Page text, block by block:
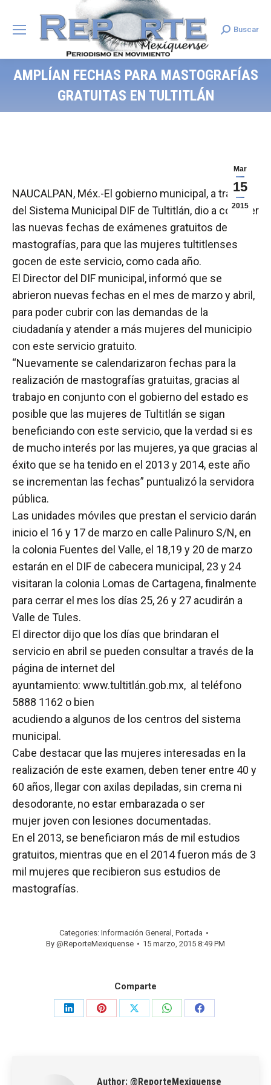
Search:
Buscar
AMPLÍAN FECHAS PARA MASTOGRAFÍAS
GRATUITAS EN TULTITLÁN
Mar
15
2015
NAUCALPAN, Méx.-El gobierno municipal, a través
del Sistema Municipal DIF de Tultitlán, dio a conocer
las nuevas fechas de exámenes gratuitos de
mastografías, para que las mujeres tultitlenses
gocen de este servicio, como cada año.
El Director del DIF municipal, informó que se
abrieron nuevas fechas en el mes de marzo y abril,
para poder cubrir con las demandas de la
ciudadanía y atender a más mujeres del municipio
con este servicio gratuito.
“Nuevamente se calendarizaron fechas para la
realización de mastografías gratuitas, gracias al
trabajo en conjunto con el gobierno del estado es
posible que las mujeres de Tultitlán se sigan
beneficiando con este servicio, que la verdad si es
de mucho interés por las mujeres, ya que gracias al
éxito que se ha tenido en el 2013 y 2014, este año
se incrementan las fechas” puntualizó la servidora
pública.
Las unidades móviles que prestan el servicio darán
inicio el 16 y 17 de marzo en calle Palinuro S/N, en
la colonia Fuentes del Valle, el 18,19 y 20 de marzo
estarán en el DIF de cabecera municipal, 23 y 24
visitaran la colonia Lomas de Cartagena, finalmente
para cerrar el mes los días 25, 26 y 27 acudirán a
Valle de Tules.
El director dijo que los días que brindaran el
servicio en abril se pueden consultar a través de la
página de internet del
ayuntamiento: www.tultitlán.gob.mx‎, al teléfono
5888 1162 o bien
acudiendo a algunos de los centros del sistema
municipal.
Cabe destacar que las mujeres interesadas en la
realización de este examen, deben tener entre 40 y
60 años, llegar con axilas depiladas, sin crema ni
desodorante, no estar embarazada o ser
mujer joven con lesiones documentadas.
En el 2013, se beneficiaron más de mil estudios
gratuitos, mientras que en el 2014 fueron más de 3
mil mujeres que recibieron sus estudios de
mastografías.
Categories: Información General , Portada
By @ReporteMexiquense 15 marzo, 2015 8:49 PM
Comparte
Share
Share
Share
Share
Share
Author: @ReporteMexiquense